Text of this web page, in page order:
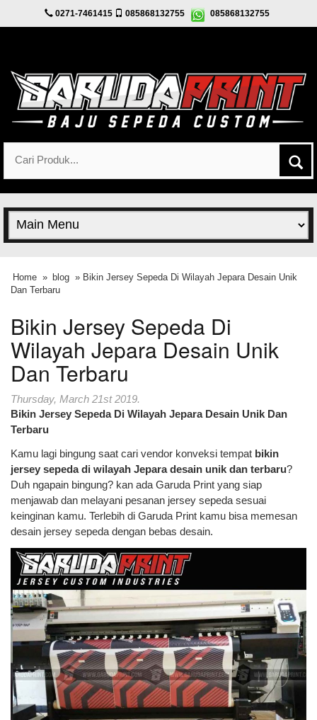
0271-7461415 085868132755 085868132755
Home » blog » Bikin Jersey Sepeda Di Wilayah Jepara Desain Unik
Dan Terbaru
Bikin Jersey Sepeda Di
Wilayah Jepara Desain Unik
Dan Terbaru
Thursday, March 21st 2019.
Bikin Jersey Sepeda Di Wilayah Jepara Desain Unik Dan
Terbaru
Kamu lagi bingung saat cari vendor konveksi tempat bikin
jersey sepeda di wilayah Jepara desain unik dan terbaru?
Duh ngapain bingung? kan ada Garuda Print yang siap
menjawab dan melayani pesanan jersey sepeda sesuai
keinginan kamu. Terlebih di Garuda Print kamu bisa memesan
desain jersey sepeda dengan bebas desain.